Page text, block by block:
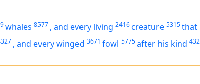
whales 8577 , and every living 2416creature 5315that
, and every winged 3671 fowl 5775after his kind